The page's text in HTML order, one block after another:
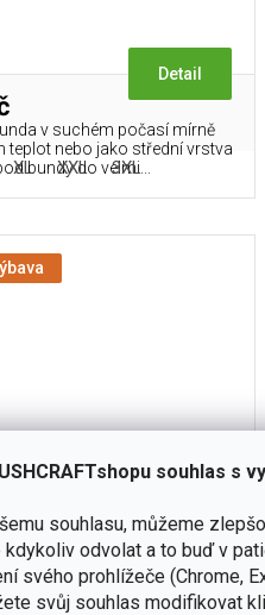
souhlas s
souhlasu, můžeme
kdykoliv odvolat a to buď v
svého prohlížeče (Chrome,
svůj souhlas modifikovat
Detail
v suchém počasí mírně
teplot nebo jako střední vrstva
bundy do velmi...
XL XXL 3XL
Patriot Jacket Mk 2 -
Fleece - Coyote